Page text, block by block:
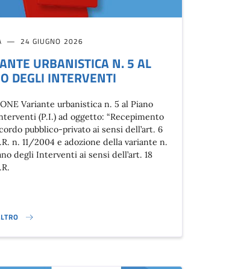
2026}
24 GIUGNO 2026
URBANISTICA N. 5 AL
DEGLI INTERVENTI
Variante urbanistica n. 5 al Piano
(P.I.) ad oggetto: “Recepimento
pubblico-privato ai sensi dell’art. 6
n. 11/2004 e adozione della variante n.
degli Interventi ai sensi dell’art. 18
URBANISTICA N. 5 AL PIANO DEGLI INTERVENTI}